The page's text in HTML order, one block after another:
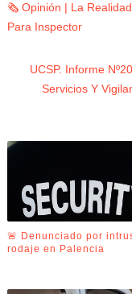
🗞️ Opinión | La
Para Inspector
UCSP. Informe
Servicios Y
🚨 Denunciado por
rodaje en Palencia